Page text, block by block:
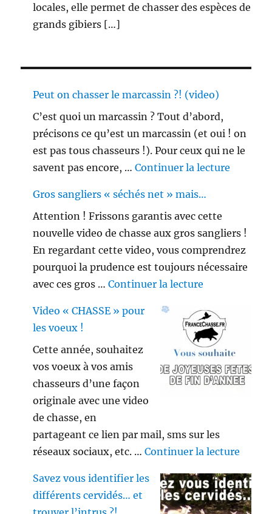
locales, elle permet de chasser des espèces de
grands gibiers […]
Peut on chasser le marcassin ?! (video)
C’est quoi un marcassin ? Tout d’abord,
précisons ce qu’est un marcassin (et oui ! on
est pas tous chasseurs !). Pour ceux qui ne le
savent pas encore, …Continuer la lecture
Gros sangliers « séchés net » mais…
Attention ! Frissons garantis avec cette
nouvelle video de chasse aux gros sangliers !
En regardant cette video, vous comprendrez
pourquoi la prudence est toujours nécessaire
avec ces gros …Continuer la lecture
Video « CHASSE » pour
les voeux !
Cette année, souhaitez
vos voeux à vos amis
chasseurs d’une façon
originale avec une video
de chasse, en
partageant ce lien par mail, sms sur les
réseaux sociaux, etc. …Continuer la lecture
Savez vous identifier les
différents cervidés… et